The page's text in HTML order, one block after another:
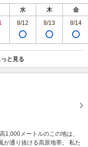
水 木
金
8/12 8/13 8/14
と見る
メートルのこの地は、
が通り抜ける高原地帯。 私た